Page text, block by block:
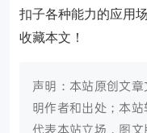
扣子各种能力的应用
收藏本文！
声明：本站原创文
明作者和出处；本
代表本站立场，图